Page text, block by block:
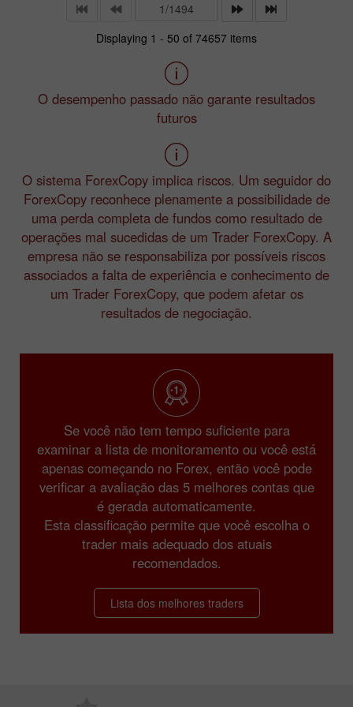
Displaying 1 - 50 of 74657 items
O desempenho passado não garante resultados
futuros
O sistema ForexCopy implica riscos. Um seguidor do
ForexCopy reconhece plenamente a possibilidade de
uma perda completa de fundos como resultado de
operações mal sucedidas de um Trader ForexCopy. A
empresa não se responsabiliza por possíveis riscos
associados a falta de experiência e conhecimento de
um Trader ForexCopy, que podem afetar os
resultados de negociação.
Se você não tem tempo suficiente para
examinar a lista de monitoramento ou você está
apenas começando no Forex, então você pode
verificar a avaliação das 5 melhores contas que
é gerada automaticamente.
Esta classificação permite que você escolha o
trader mais adequado dos atuais
recomendados.
Lista dos melhores traders